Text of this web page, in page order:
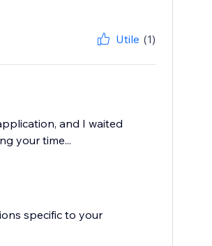
Utile (1)
and I waited
your time...
specific to your